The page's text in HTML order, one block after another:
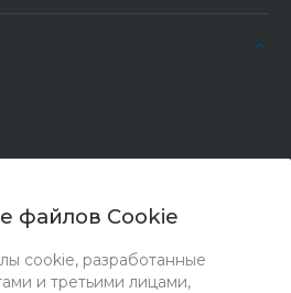
файлов Cookie
cookie, разработанные
и третьими лицами,